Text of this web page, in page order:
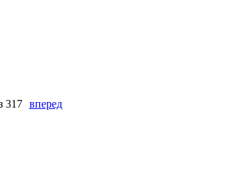
317
вперед